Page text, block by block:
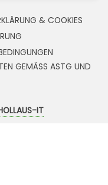
& COOKIES
GEMÄSS ASTG UND
IT